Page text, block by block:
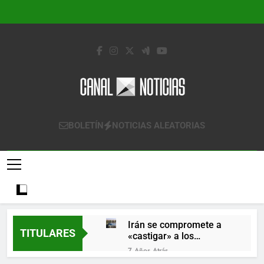
Canal Noticias
Canal Noticias
BOLETÍN NOTICIAS ALEATORIAS
TITULARES
Irán se compromete a
«castigar» a los
responsables de
derribar un avión
7 Años Atrás